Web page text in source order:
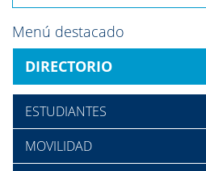
Menú destacado
DIRECTORIO
ESTUDIANTES
MOVILIDAD